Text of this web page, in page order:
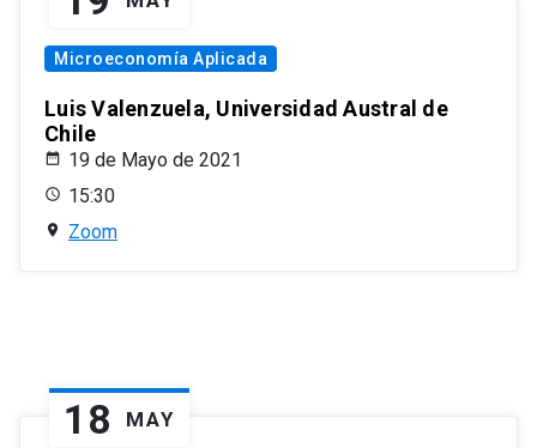
Microeconomía Aplicada
Luis Valenzuela, Universidad Austral de
Chile
19 de Mayo de 2021
15:30
Zoom
18 MAY